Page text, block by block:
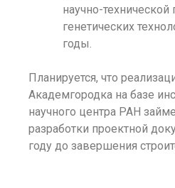
научно-
генетических
годы.
Планируется, что
Академгородка на базе
научного центра РАН
разработки проектной
году до завершения